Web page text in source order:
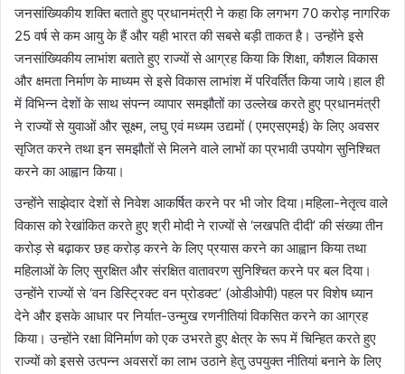
जनसांख्यिकीय शक्ति बताते हुए प्रधानमंत्री ने कहा कि लगभग 70 करोड़ नागरिक
25 वर्ष से कम आयु के हैं और यही भारत की सबसे बड़ी ताकत है। उन्होंने इसे
जनसांख्यिकीय लाभांश बताते हुए राज्यों से आग्रह किया कि शिक्षा, कौशल विकास
और क्षमता निर्माण के माध्यम से इसे विकास लाभांश में परिवर्तित किया जाये।हाल ही
में विभिन्न देशों के साथ संपन्न व्यापार समझौतों का उल्लेख करते हुए प्रधानमंत्री
ने राज्यों से युवाओं और सूक्ष्म, लघु एवं मध्यम उद्यमों ( एमएसएमई) के लिए अवसर
सृजित करने तथा इन समझौतों से मिलने वाले लाभों का प्रभावी उपयोग सुनिश्चित
करने का आह्वान किया।
उन्होंने साझेदार देशों से निवेश आकर्षित करने पर भी जोर दिया।महिला-नेतृत्व वाले
विकास को रेखांकित करते हुए श्री मोदी ने राज्यों से ‘लखपति दीदी’ की संख्या तीन
करोड़ से बढ़ाकर छह करोड़ करने के लिए प्रयास करने का आह्वान किया तथा
महिलाओं के लिए सुरक्षित और संरक्षित वातावरण सुनिश्चित करने पर बल दिया।
उन्होंने राज्यों से ‘वन डिस्ट्रिक्ट वन प्रोडक्ट’ (ओडीओपी) पहल पर विशेष ध्यान
देने और इसके आधार पर निर्यात-उन्मुख रणनीतियां विकसित करने का आग्रह
किया। उन्होंने रक्षा विनिर्माण को एक उभरते हुए क्षेत्र के रूप में चिन्हित करते हुए
राज्यों को इससे उत्पन्न अवसरों का लाभ उठाने हेतु उपयुक्त नीतियां बनाने के लिए